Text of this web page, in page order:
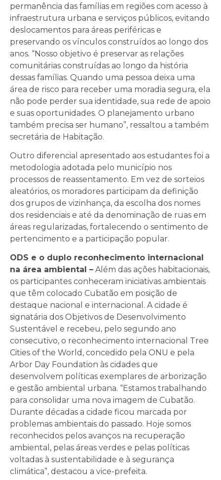
permanência das famílias em regiões com acesso à
infraestrutura urbana e serviços públicos, evitando
deslocamentos para áreas periféricas e
preservando os vínculos construídos ao longo dos
anos. “Nosso objetivo é preservar as relações
comunitárias construídas ao longo da história
dessas famílias. Quando uma pessoa deixa uma
área de risco para receber uma moradia segura, ela
não pode perder sua identidade, sua rede de apoio
e suas oportunidades. O planejamento urbano
também precisa ser humano”, ressaltou a também
secretária de Habitação.
Outro diferencial apresentado aos estudantes foi a
metodologia adotada pelo município nos
processos de reassentamento. Em vez de sorteios
aleatórios, os moradores participam da definição
dos grupos de vizinhança, da escolha dos nomes
dos residenciais e até da denominação de ruas em
áreas regularizadas, fortalecendo o sentimento de
pertencimento e a participação popular.
ODS e o duplo reconhecimento internacional
na área ambiental – Além das ações habitacionais,
os participantes conheceram iniciativas ambientais
que têm colocado Cubatão em posição de
destaque nacional e internacional. A cidade é
signatária dos Objetivos de Desenvolvimento
Sustentável e recebeu, pelo segundo ano
consecutivo, o reconhecimento internacional Tree
Cities of the World, concedido pela ONU e pela
Arbor Day Foundation às cidades que
desenvolvem políticas exemplares de arborização
e gestão ambiental urbana. “Estamos trabalhando
para consolidar uma nova imagem de Cubatão.
Durante décadas a cidade ficou marcada por
problemas ambientais do passado. Hoje somos
reconhecidos pelos avanços na recuperação
ambiental, pelas áreas verdes e pelas políticas
voltadas à sustentabilidade e à segurança
climática”, destacou a vice-prefeita.